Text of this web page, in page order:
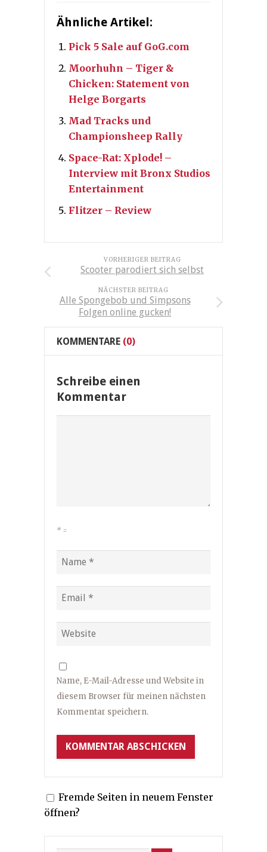
Ähnliche Artikel:
Pick 5 Sale auf GoG.com
Moorhuhn – Tiger &
Chicken: Statement von
Helge Borgarts
Mad Tracks und
Championsheep Rally
Space-Rat: Xplode! –
Interview mit Bronx Studios
Entertainment
Flitzer – Review
VORHERIGER BEITRAG
Scooter parodiert sich selbst
NÄCHSTER BEITRAG
Alle Spongebob und Simpsons
Folgen online gucken!
KOMMENTARE (0)
Schreibe einen
Kommentar
* =
Name, E-Mail-Adresse und Website in
diesem Browser für meinen nächsten
Kommentar speichern.
Fremde Seiten in neuem Fenster
öffnen?